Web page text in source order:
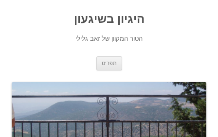
היגיון בשיגעון
הטור המקוון של זאב גלילי
תפריט